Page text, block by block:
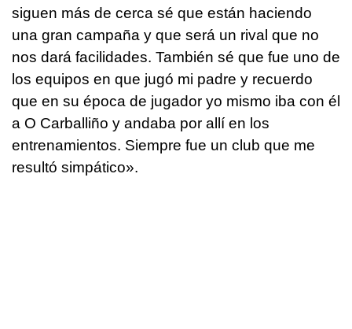
siguen más de cerca sé que están haciendo
una gran campaña y que será un rival que no
nos dará facilidades. También sé que fue uno de
los equipos en que jugó mi padre y recuerdo
que en su época de jugador yo mismo iba con él
a O Carballiño y andaba por allí en los
entrenamientos. Siempre fue un club que me
resultó simpático».